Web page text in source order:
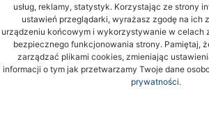
usług, reklamy, statystyk. Korzystając ze strony
ustawień przeglądarki, wyrażasz zgodę na ich
urządzeniu końcowym i wykorzystywanie w celach
bezpiecznego funkcjonowania strony. Pamiętaj,
zarządzać plikami cookies, zmieniając
informacji o tym jak przetwarzamy Twoje dane
prywatności.